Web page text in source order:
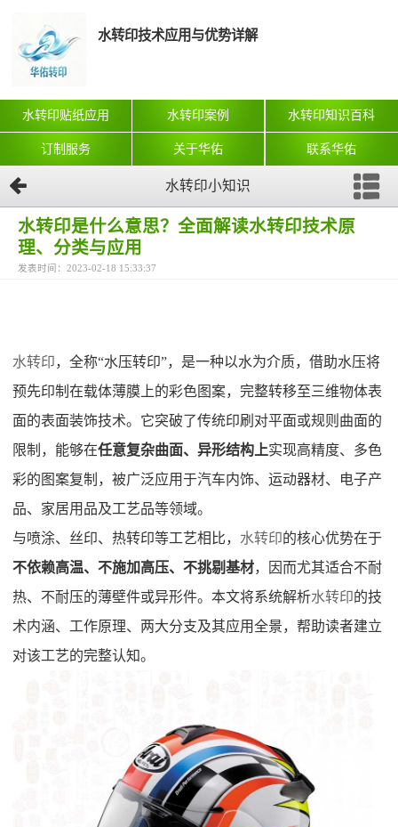
水转印技术应用与优势详解
水转印贴纸应用 水转印案例 水转印知识百科
订制服务 关于华佑 联系华佑
水转印小知识
水转印是什么意思？全面解读水转印技术原
理、分类与应用
发表时间：2023-02-18 15:33:37
水转印，全称“水压转印”，是一种以水为介质，借助水压将
预先印制在载体薄膜上的彩色图案，完整转移至三维物体表
面的表面装饰技术。它突破了传统印刷对平面或规则曲面的
限制，能够在任意复杂曲面、异形结构上实现高精度、多色
彩的图案复制，被广泛应用于汽车内饰、运动器材、电子产
品、家居用品及工艺品等领域。
与喷涂、丝印、热转印等工艺相比， 水转印的核心优势在于
不依赖高温、不施加高压、不挑剔基材，因而尤其适合不耐
热、不耐压的薄壁件或异形件。本文将系统解析水转印的技
术内涵、工作原理、两大分支及其应用全景，帮助读者建立
对该工艺的完整认知。